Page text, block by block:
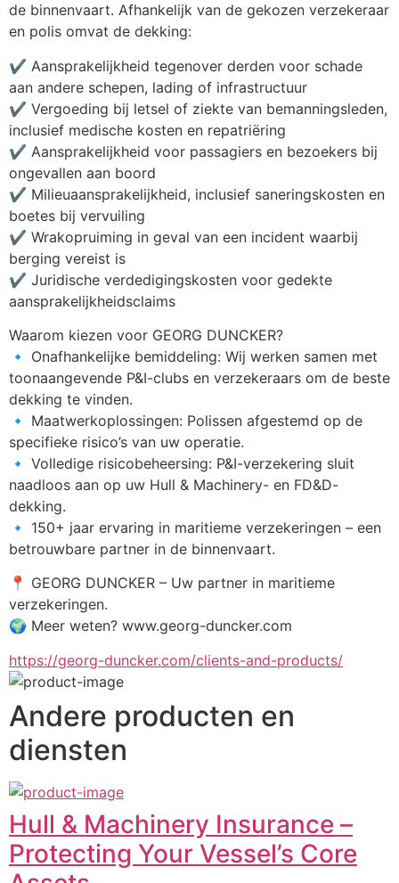
de binnenvaart. Afhankelijk van de gekozen verzekeraar
en polis omvat de dekking:
✔️ Aansprakelijkheid tegenover derden voor schade
aan andere schepen, lading of infrastructuur
✔️ Vergoeding bij letsel of ziekte van bemanningsleden,
inclusief medische kosten en repatriëring
✔️ Aansprakelijkheid voor passagiers en bezoekers bij
ongevallen aan boord
✔️ Milieuaansprakelijkheid, inclusief saneringskosten en
boetes bij vervuiling
✔️ Wrakopruiming in geval van een incident waarbij
berging vereist is
✔️ Juridische verdedigingskosten voor gedekte
aansprakelijkheidsclaims
Waarom kiezen voor GEORG DUNCKER?
🔹 Onafhankelijke bemiddeling: Wij werken samen met
toonaangevende P&I-clubs en verzekeraars om de beste
dekking te vinden.
🔹 Maatwerkoplossingen: Polissen afgestemd op de
specifieke risico’s van uw operatie.
🔹 Volledige risicobeheersing: P&I-verzekering sluit
naadloos aan op uw Hull & Machinery- en FD&D-
dekking.
🔹 150+ jaar ervaring in maritieme verzekeringen – een
betrouwbare partner in de binnenvaart.
📍 GEORG DUNCKER – Uw partner in maritieme
verzekeringen.
🌍 Meer weten? www.georg-duncker.com
https://georg-duncker.com/clients-and-products/
Andere producten en
diensten
Hull & Machinery Insurance –
Protecting Your Vessel’s Core